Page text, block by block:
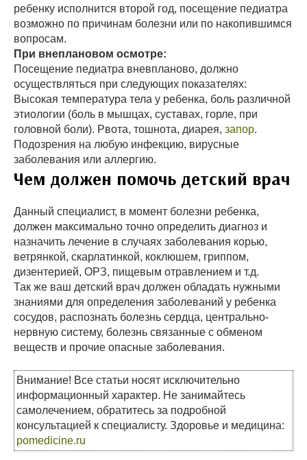
ребенку исполнится второй год, посещение педиатра
возможно по причинам болезни или по накопившимся
вопросам.
При внеплановом осмотре:
Посещение педиатра вневпланово, должно
осуществляться при следующих показателях:
Высокая температура тела у ребенка, боль различной
этиологии (боль в мышцах, суставах, горле, при
головной боли). Рвота, тошнота, диарея, запор.
Подозрения на любую инфекцию, вирусные
заболевания или аллергию.
Чем должен помочь детский врач
Данный специалист, в момент болезни ребенка,
должен максимально точно определить диагноз и
назначить лечение в случаях заболевания корью,
ветрянкой, скарлатинкой, коклюшем, гриппом,
дизентерией, ОРЗ, пищевым отравлением и т.д.
Так же ваш детский врач должен обладать нужными
знаниями для определения заболеваний у ребенка
сосудов, распознать болезнь сердца, центрально-
нервную систему, болезнь связанные с обменом
веществ и прочие опасные заболевания.
Внимание! Все статьи носят исключительно
информационный характер. Не занимайтесь
самолечением, обратитесь за подробной
консультацией к специалисту. Здоровье и медицина:
pomedicine.ru